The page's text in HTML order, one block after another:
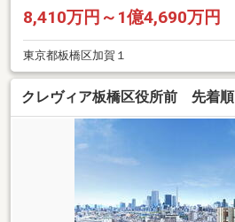
8,410万円～1億4,690万円
東京都板橋区加賀１
クレヴィア板橋区役所前 先着順